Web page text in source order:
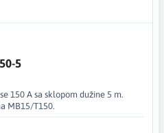
5
150 A sa sklopom dužine 5 m.
MB15/T150.